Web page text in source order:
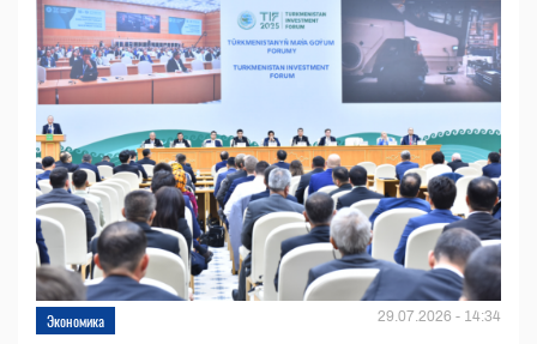
Экономика 29.07.2026 - 14:34